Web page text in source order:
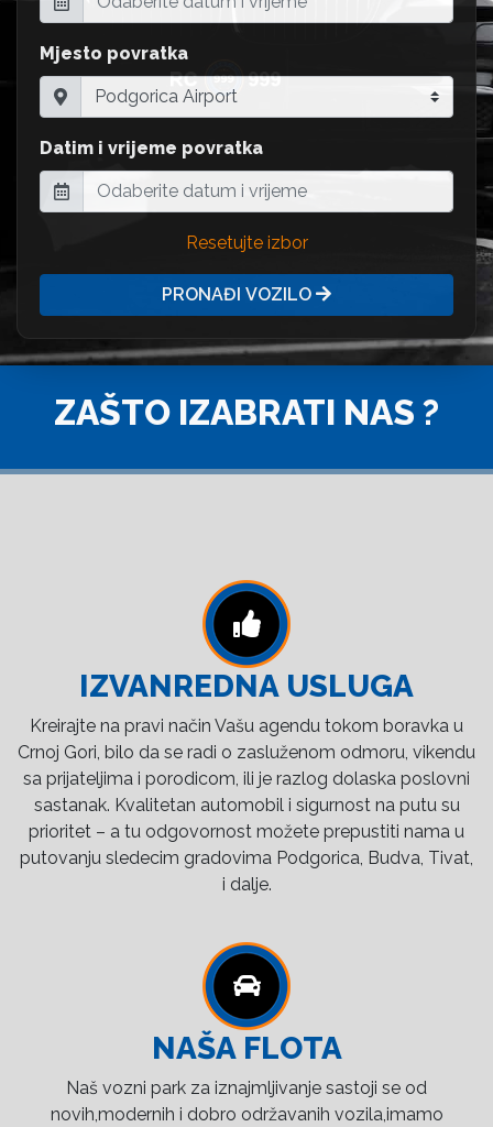
Mjesto povratka
Datim i vrijeme povratka
Resetujte izbor
PRONAĐI VOZILO
ZAŠTO IZABRATI NAS ?
IZVANREDNA USLUGA
Kreirajte na pravi način Vašu agendu tokom boravka u
Crnoj Gori, bilo da se radi o zasluženom odmoru, vikendu
sa prijateljima i porodicom, ili je razlog dolaska poslovni
sastanak. Kvalitetan automobil i sigurnost na putu su
prioritet – a tu odgovornost možete prepustiti nama u
putovanju sledecim gradovima Podgorica, Budva, Tivat,
i dalje.
NAŠA FLOTA
Naš vozni park za iznajmljivanje sastoji se od
novih,modernih i dobro održavanih vozila,imamo